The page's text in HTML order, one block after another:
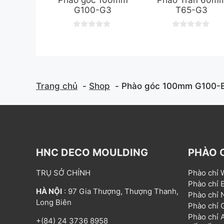
G100-G3
T65-G3
Trang chủ Shop Phào góc 100mm G100-
HNC DECO MOULDING
TRỤ SỞ CHÍNH
HÀ NỘI : 97 Gia Thượng, Thượng Thanh,
Long Biên
+(84) 24 3736 8958
PHÀO
Phào chỉ
Phào chỉ
Phào chỉ
Phào chỉ
Phào chỉ